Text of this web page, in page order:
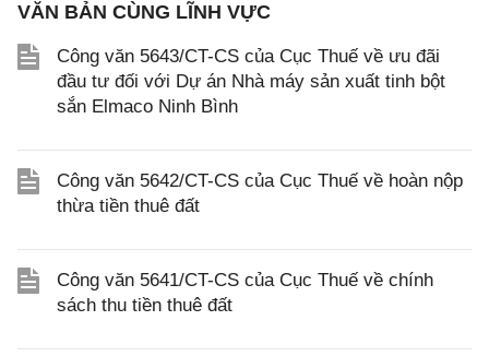
VĂN BẢN CÙNG LĨNH VỰC
Công văn 5643/CT-CS của Cục Thuế về ưu đãi
đầu tư đối với Dự án Nhà máy sản xuất tinh bột
sắn Elmaco Ninh Bình
Công văn 5642/CT-CS của Cục Thuế về hoàn nộp
thừa tiền thuê đất
Công văn 5641/CT-CS của Cục Thuế về chính
sách thu tiền thuê đất